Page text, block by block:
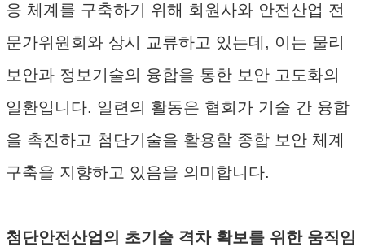
응 체계를 구축하기 위해 회원사와 안전산업 전
문가위원회와 상시 교류하고 있는데, 이는 물리
보안과 정보기술의 융합을 통한 보안 고도화의
일환입니다. 일련의 활동은 협회가 기술 간 융합
을 촉진하고 첨단기술을 활용할 종합 보안 체계
구축을 지향하고 있음을 의미합니다.
첨단안전산업의 초기술 격차 확보를 위한 움직임